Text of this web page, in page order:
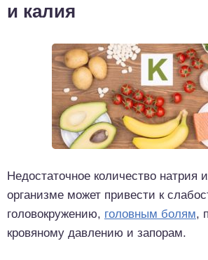
и калия
Недостаточное количество натрия
организме может привести к
головокружению, головным болям,
кровяному давлению и запорам.